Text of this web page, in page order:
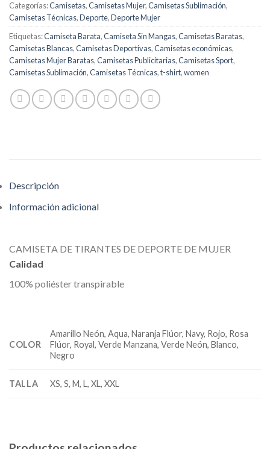
Categorías:Camisetas,Camisetas Mujer,Camisetas Sublimación,
Camisetas Técnicas,Deporte,Deporte Mujer
Etiquetas:Camiseta Barata,Camiseta Sin Mangas,Camisetas Baratas,
Camisetas Blancas,Camisetas Deportivas,Camisetas económicas,
Camisetas Mujer Baratas,Camisetas Publicitarias,Camisetas Sport,
Camisetas Sublimación,Camisetas Técnicas,t-shirt,women
Descripción
Información adicional
CAMISETA DE TIRANTES DE DEPORTE DE MUJER
Calidad
100% poliéster transpirable
COLOR
Amarillo Neón, Aqua, Naranja Flúor, Navy, Rojo, Rosa
Flúor, Royal, Verde Manzana, Verde Neón, Blanco,
Negro
TALLA XS, S, M, L, XL, XXL